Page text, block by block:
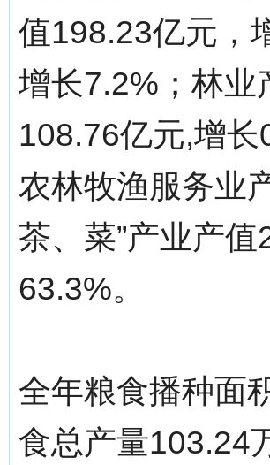
值198.23亿元，
增长7.2%；林业
108.76亿元,增
农林牧渔服务业
茶、菜”产业产
63.3%。
全年粮食播种面
食总产量103.24